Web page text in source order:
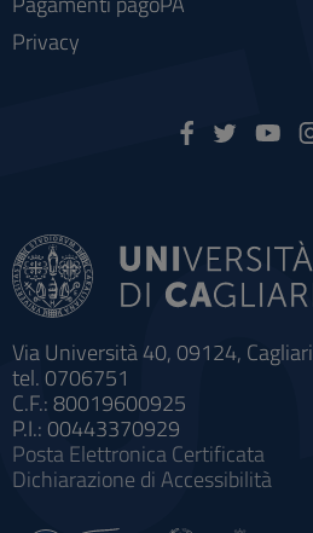
Via Università 40, 09124, Cagliari
tel. 0706751
C.F.: 80019600925
P.I.: 00443370929
Posta Elettronica Certificata
Dichiarazione di Accessibilità
Privacy